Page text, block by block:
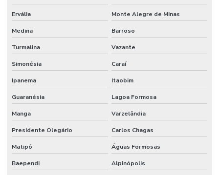
Terminal Hidráulico Com Sede Plana
Terminal Hidráulico Dko
Terminal Hidráulico Fêmea 45 Graus
Terminal Hidráulico Fêmea Dko Mg
Terminal Hidráulico Fêmea Minas Gerais
Terminal Hidráulico Fêmea Para Mangueiras
Terminal Hidráulico Fêmea Unf Jic Minas Gerais
Terminal Hidráulico Flange
Ervália Monte Alegre de Minas
Medina Barroso
Turmalina Vazante
Simonésia Caraí
Ipanema Itaobim
Guaranésia Lagoa Formosa
Manga Varzelândia
Presidente Olegário Carlos Chagas
Matipó Águas Formosas
Baependi Alpinópolis